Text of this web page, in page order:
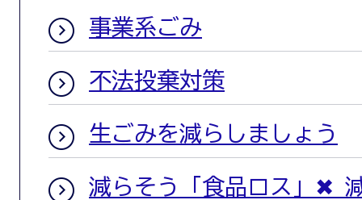
事業系ごみ
不法投棄対策
生ごみを減らしましょう
減らそう「食品ロス」✖